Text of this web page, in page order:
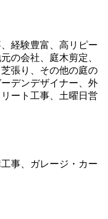
経験豊富、高リピー
の会社、庭木剪定、
張り、その他の庭の
デンデザイナー、外
ート工事、土曜日営
事、ガレージ・カー